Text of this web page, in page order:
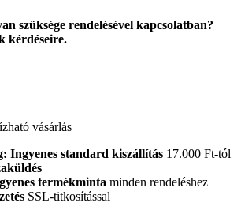
szüksége rendelésével kapcsolatban?
kérdéseire.
vásárlás
Ingyenes standard kiszállítás 17.000 Ft-tól
termékminta minden rendeléshez
SSL-titkosítással